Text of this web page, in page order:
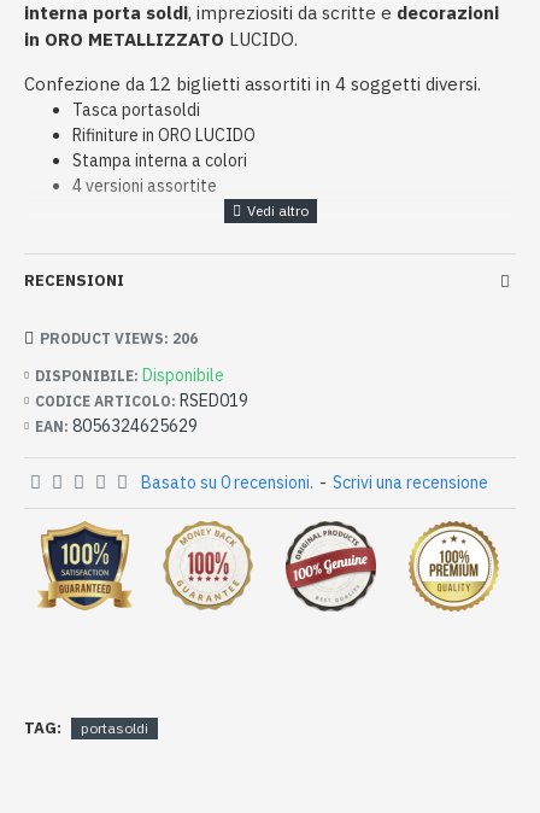
interna porta soldi, impreziositi da scritte e decorazioni
in ORO METALLIZZATO LUCIDO.
Confezione da 12 biglietti assortiti in 4 soggetti diversi.
Tasca portasoldi
Rifiniture in ORO LUCIDO
Stampa interna a colori
4 versioni assortite
RECENSIONI
DISPONIBILE: Disponibile
CODICE ARTICOLO: RSED019
EAN: 8056324625629
PRODUCT VIEWS: 206
Basato su 0 recensioni. - Scrivi una recensione
TAG: portasoldi